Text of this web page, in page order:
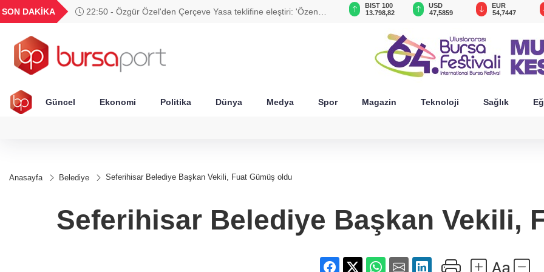
SON DAKİKA
22:50 - Özgür Özel'den Çerçeve Yasa teklifine eleştiri: 'Özensiz
GEL
18,1973
TND
16,2298
28,0626
0,0018
GAU/TRY
6.494,89
BIST 100
13.798,82
USD
47,5859
EUR
54,7447
Güncel Ekonomi Politika Dünya Medya Spor Magazin Teknoloji Sağlık
Anasayfa Belediye Seferihisar Belediye Başkan Vekili, Fuat Gümüş oldu
Seferihisar Belediye Başkan Vekili,